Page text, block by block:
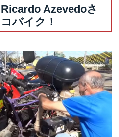
Azevedoさ
バイク！